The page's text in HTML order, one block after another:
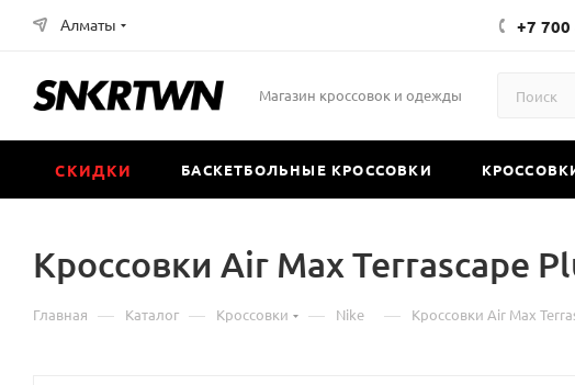
Алматы +7 700
Магазин кроссовок и одежды
СКИДКИ БАСКЕТБОЛЬНЫЕ КРОССОВКИ
Кроссовки Air Max Terrascape
Главная — Каталог — Кроссовки — Nike — Кроссовки Air Max